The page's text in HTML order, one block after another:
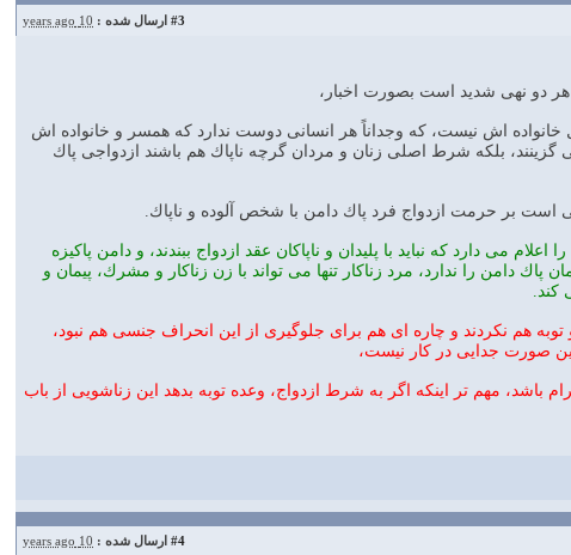
#3 ارسال شده : 10 years ago
هر دو نهى شديد است بصورت اخبار،
خانواده اش نيست، كه وجداناً هر انسانى دوست ندارد كه همسر و خانواده اش
گزينند، بلكه شرط اصلى زنان و مردان گرچه ناپاك هم باشند ازدواجى پاك
است بر حرمت ازدواج فرد پاك دامن با شخص آلوده و ناپاك.
مى دارد كه نبايد با پليدان و ناپاكان عقد ازدواج ببندند، و دامن پاكيزه
پاك دامن را ندارد، مرد زناكار تنها مى تواند با زن زناكار و مشرك، پيمان و
كند.
هم نكردند و چاره اى هم براى جلوگيرى از اين انحراف جنسى هم نبود،
اين صورت جدايى در كار نيست،
باشد، مهم تر اينكه اگر به شرط ازدواج، وعده توبه بدهد اين زناشويى از باب
#4 ارسال شده : 10 years ago